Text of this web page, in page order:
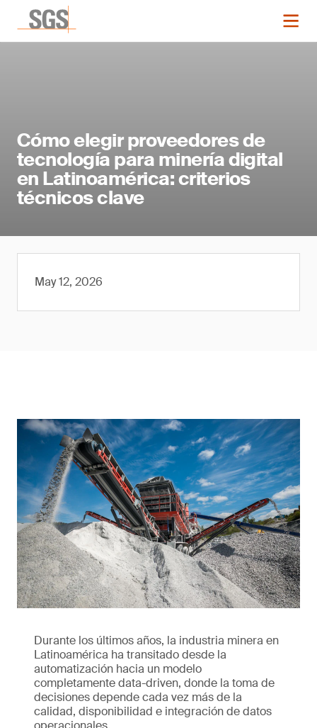
Cómo elegir proveedores de
tecnología para minería digital
en Latinoamérica: criterios
técnicos clave
May 12, 2026
Durante los últimos años, la industria minera en
Latinoamérica ha transitado desde la
automatización hacia un modelo
completamente data-driven, donde la toma de
decisiones depende cada vez más de la
calidad, disponibilidad e integración de datos